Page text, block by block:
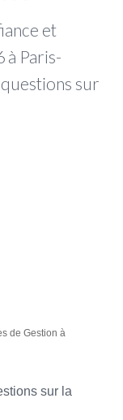
et
Paris-
sur
de Gestion à
sur la